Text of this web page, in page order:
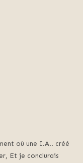
où une I.A.. créé
Et je conclurais